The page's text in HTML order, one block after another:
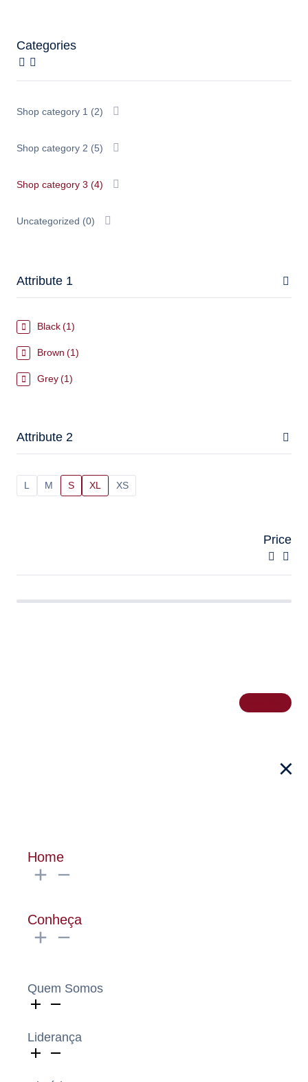
Categories
Shop category 1 (2)
Shop category 2 (5)
Shop category 3 (4)
Uncategorized (0)
Attribute 1
Black(1)
Brown (1)
Grey(1)
Attribute 2
L M S XL XS
Price
Home
Conheça
Quem Somos
Liderança